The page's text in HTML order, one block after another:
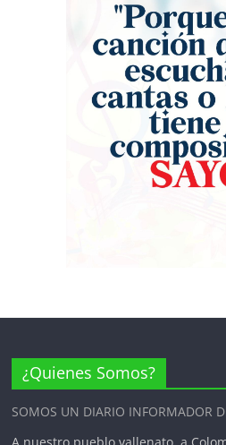
afecto y el
mexicanos.
del
agenda
éxitos de
éxito en
historia
para seguir
escenarios
el 17 de
Oro –
naranja
para el
Jean Carlos
La multitud
inmortales
dormilón’ y
Celedón al
tributo a la
huella del
seguirá
¿Quienes Somos?
SOMOS UN DIARIO INFORMADOR